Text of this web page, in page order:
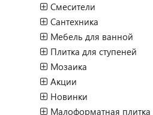
Смесители
Сантехника
Мебель для ванной
Плитка для ступеней
Мозаика
Акции
Новинки
Малоформатная плитка